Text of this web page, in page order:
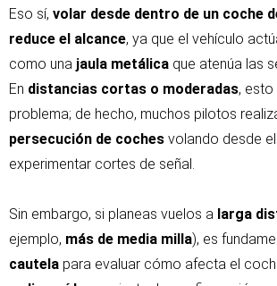
Eso sí, volar desde dentro de un coche
reduce el alcance, ya que el vehículo
como una jaula metálica que atenúa las
En distancias cortas o moderadas, esto
problema; de hecho, muchos pilotos
persecución de coches volando desde
experimentar cortes de señal.
Sin embargo, si planeas vuelos a larga
ejemplo, más de media milla), es
cautela para evaluar cómo afecta el